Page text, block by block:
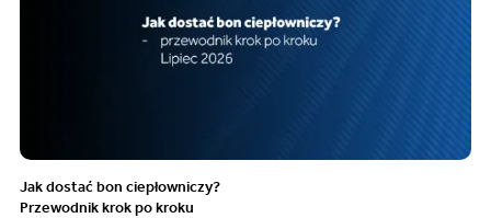
Jak dostać bon ciepłowniczy?
Przewodnik krok po kroku